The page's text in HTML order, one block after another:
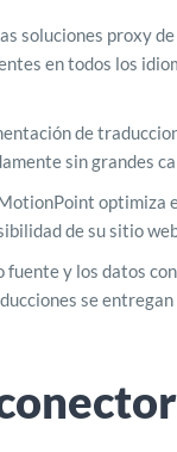
soluciones proxy
en todos los
de
sin grandes
optimiza
de su sitio
fuente y los datos
se